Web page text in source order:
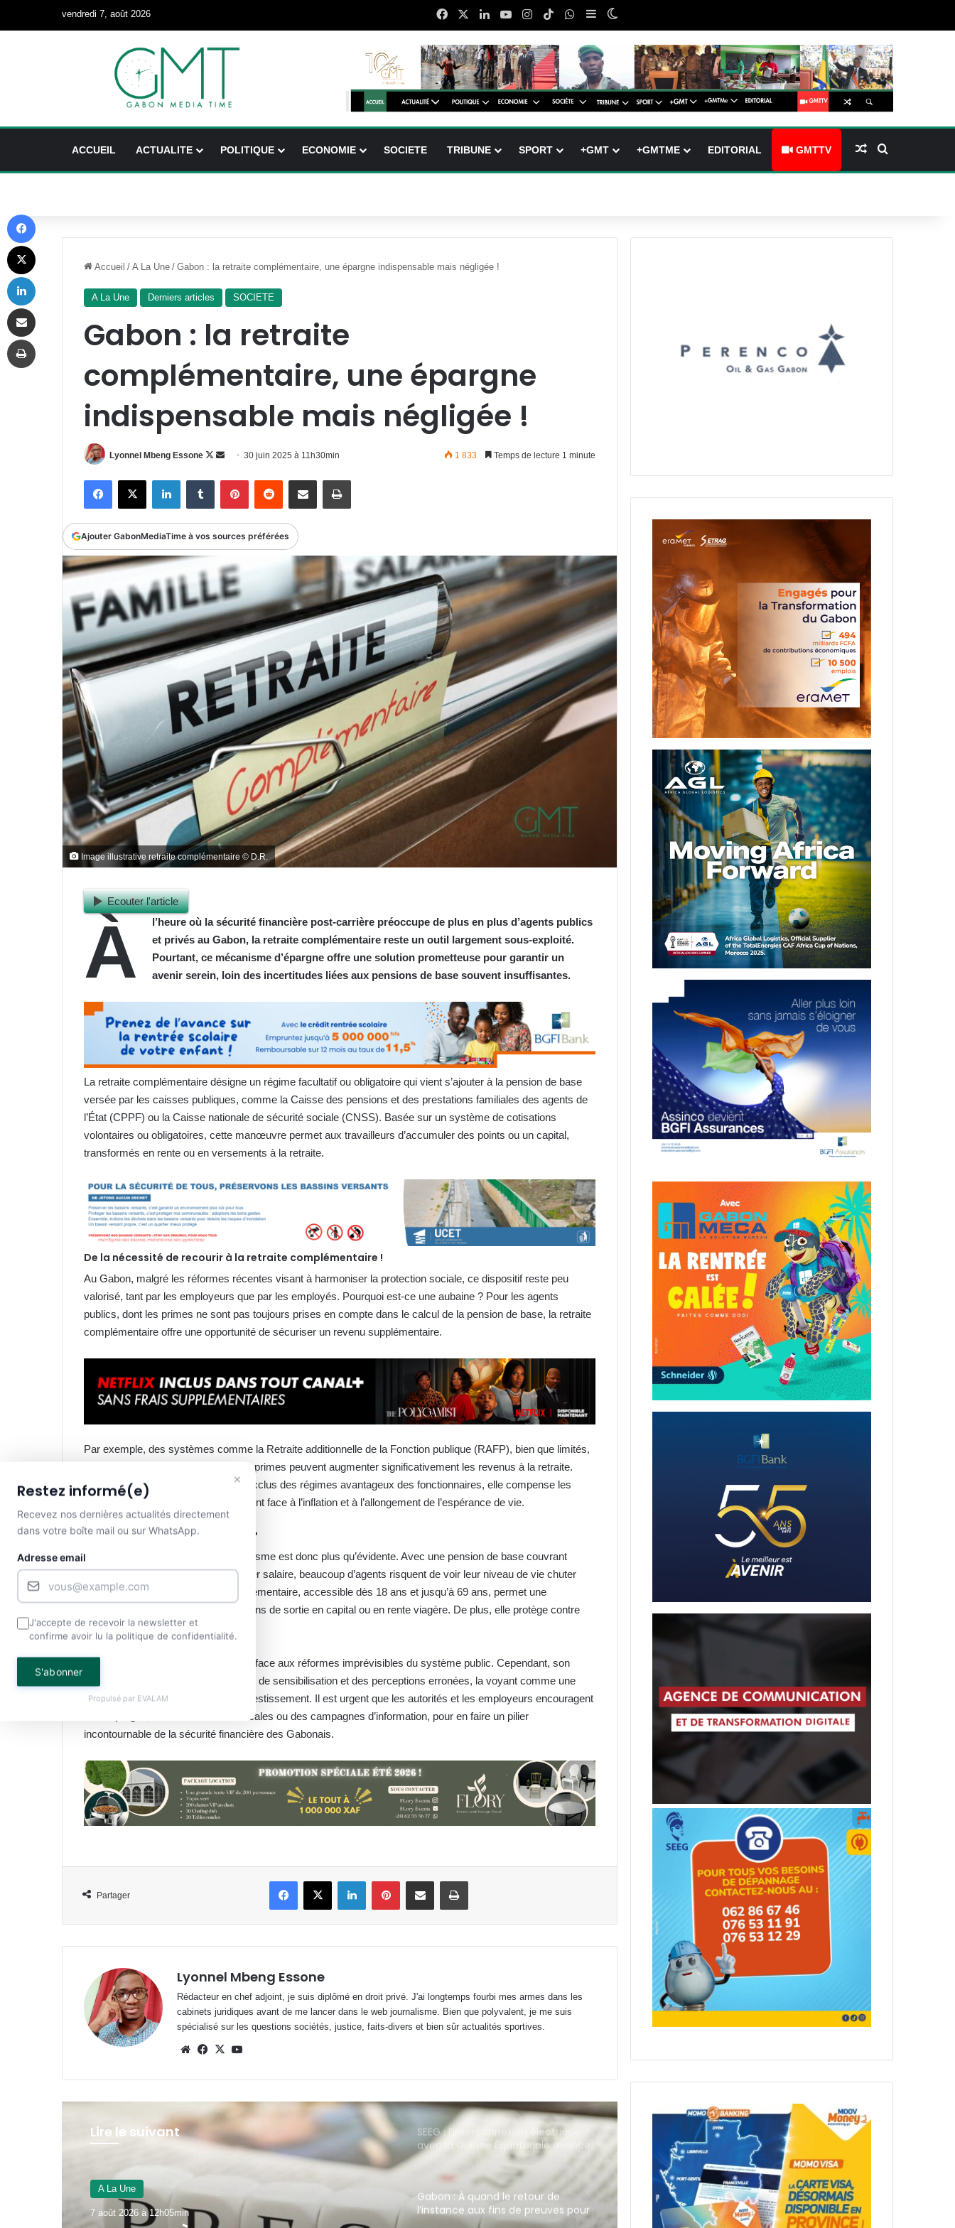
vendredi 7, août 2026 FacebookLinkedinYouTubeInstagram
TikTokWhatsApp
Sidebar (barre latérale)
ACCUEIL ACTUALITE POLITIQUE ECONOMIE SOCIETE TRIBUNE SPORT +GMT +GMTME EDITORIAL GMTTV Article Aléatoire
Accueil / A La Une / Gabon : la retraite complémentaire, une épargne indispensable mais négligée !
A La Une Derniers articles SOCIETE
Gabon : la retraite
complémentaire, une épargne
indispensable mais négligée !
Lyonnel Mbeng Essone
Follow
Envoyer
courriel
30 juin 2025 à 11h30min 1 833 Temps de lecture 1 minute
FacebookX LinkedinTumblr PinterestReddit Partager par email Imprimer
Ajouter GabonMediaTime à vos sources préférées
Image illustrative retraite complémentaire © D.R.
Ecouter l'article
À
l’heure où la sécurité financière post-carrière préoccupe de plus en plus d’agents publics
et privés au Gabon, la retraite complémentaire reste un outil largement sous-exploité.
Pourtant, ce mécanisme d’épargne offre une solution prometteuse pour garantir un
avenir serein, loin des incertitudes liées aux pensions de base souvent insuffisantes.
La retraite complémentaire désigne un régime facultatif ou obligatoire qui vient s’ajouter à la pension de base
versée par les caisses publiques, comme la Caisse des pensions et des prestations familiales des agents de
l’État (CPPF) ou la Caisse nationale de sécurité sociale (CNSS). Basée sur un système de cotisations
volontaires ou obligatoires, cette manœuvre permet aux travailleurs d’accumuler des points ou un capital,
transformés en rente ou en versements à la retraite.
De la nécessité de recourir à la retraite complémentaire !
Au Gabon, malgré les réformes récentes visant à harmoniser la protection sociale, ce dispositif reste peu
valorisé, tant par les employeurs que par les employés. Pourquoi est-ce une aubaine ? Pour les agents
publics, dont les primes ne sont pas toujours prises en compte dans le calcul de la pension de base, la retraite
complémentaire offre une opportunité de sécuriser un revenu supplémentaire.
Par exemple, des systèmes comme la Retraite additionnelle de la Fonction publique (RAFP), bien que limités,
montrent que des cotisations sur les primes peuvent augmenter significativement les revenus à la retraite.
Pour les salariés du privé, souvent exclus des régimes avantageux des fonctionnaires, elle compense les
lacunes du régime général, notamment face à l’inflation et à l’allongement de l’espérance de vie.
Un investissement insoupçonné ?
La nécessité de recourir à ce mécanisme est donc plus qu’évidente. Avec une pension de base couvrant
rarement plus de 40 à 60 % du dernier salaire, beaucoup d’agents risquent de voir leur niveau de vie chuter
après leur carrière. La retraite complémentaire, accessible dès 18 ans et jusqu’à 69 ans, permet une
planification anticipée, avec des options de sortie en capital ou en rente viagère. De plus, elle protège contre
les aléas économiques.
Offrant tout logiquement une stabilité face aux réformes imprévisibles du système public. Cependant, son
adoption reste freinée par un manque de sensibilisation et des perceptions erronées, la voyant comme une
contrainte budgétaire plutôt qu’un investissement. Il est urgent que les autorités et les employeurs encouragent
cette épargne, via des incitations fiscales ou des campagnes d’information, pour en faire un pilier
incontournable de la sécurité financière des Gabonais.
Partager
FacebookX LinkedinPinterestPartager par email Imprimer
Lyonnel Mbeng Essone
Rédacteur en chef adjoint, je suis diplômé en droit privé. J'ai longtemps fourbi mes armes dans les
cabinets juridiques avant de me lancer dans le web journalisme. Bien que polyvalent, je me suis
spécialisé sur les questions sociétés, justice, faits-divers et bien sûr actualités sportives.
WebsiteFacebook
X
Lire le suivant
A La Une
7 août 2026 à 12h00min
financement au menu de la 45e
session
Prix de l’essence : Gabon, 2e pays
avec le litre de super le plus
masculines de football jusqu’en
2031 en Afrique !
mois, une écogarde décède !
Football : le cas Medwin Biteghe
peut-il rendre réticents les
binationaux ?
avec la Guinée Équatoriale avance
Gabon : À quand le retour de
l’instance aux fins de preuves pour
les médias ?
Panthères du Gabon : duo Migné-
Giresse, déjà la fin de la
gabonisation ?
×
Restez informé(e)
Recevez nos dernières actualités directement
dans votre boîte mail ou sur WhatsApp.
Adresse email
J'accepte de recevoir la newsletter et
confirme avoir lu la politique de confidentialité.
S'abonner
Propulsé par EVALAM